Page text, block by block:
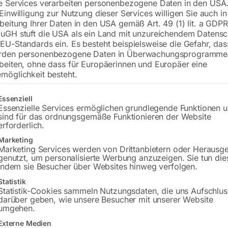
€168,00
inkl. MwSt. zzgl.Versandkosten
Lieferzeit:Versandbereit in KW 40/2026
Versandkosten Standard (Österreich):€
Bitte beachten Sie: Die Versandkosten
Beschreibung Produktsicherheit
Services verarbeiten personenbezogene Daten in den
zur Nutzung dieser Services willigen Sie auch
Ihrer Daten in den USA gemäß Art. 49 (1) lit. a
stuft die USA als ein Land mit unzureichendem
Standards ein. Es besteht beispielsweise die Gefahr,
personenbezogene Daten in
ohne dass für Europäerinnen und Europäer eine
besteht.
eine Liste der Service-Gruppen, für die eine Einwilligung erteilt
Services ermöglichen grundlegende Funktionen
für das ordnungsgemäße Funktionieren der Website
Services werden von Drittanbietern oder
um personalisierte Werbung anzuzeigen. Sie tun
sie Besucher über Websites hinweg verfolgen.
Cookies sammeln Nutzungsdaten, die uns
geben, wie unsere Besucher mit unserer Website
Medien